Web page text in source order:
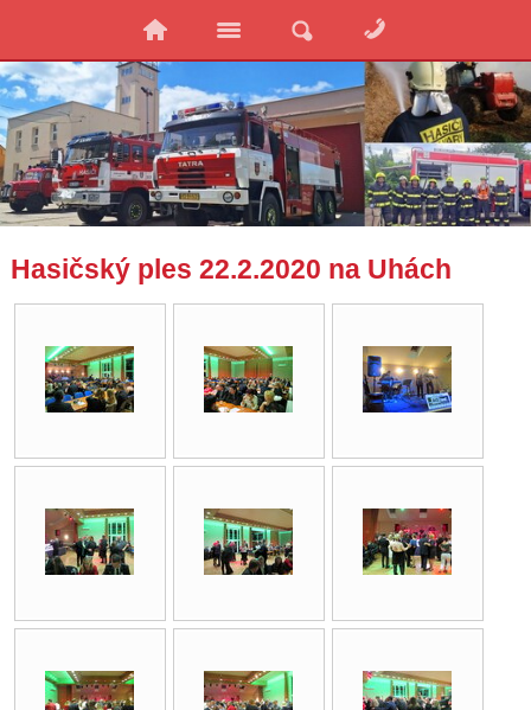
Hasičský ples 22.2.2020 na Uhách